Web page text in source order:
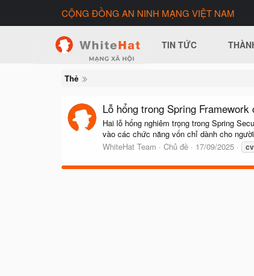
CỘNG ĐỒNG AN NINH MẠNG VIỆT NAM
TIN TỨC
Thẻ
Lỗ hổng trong Spring
Hai lỗ hổng nghiêm trọng trong Spring
vào các chức năng vốn chỉ dành cho
WhiteHat Team
Chủ đề 17/09/2025